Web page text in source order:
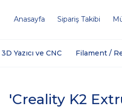
Anasayfa Sipariş Takibi
3D Yazıcı ve CNC Filament /
'Creality K2